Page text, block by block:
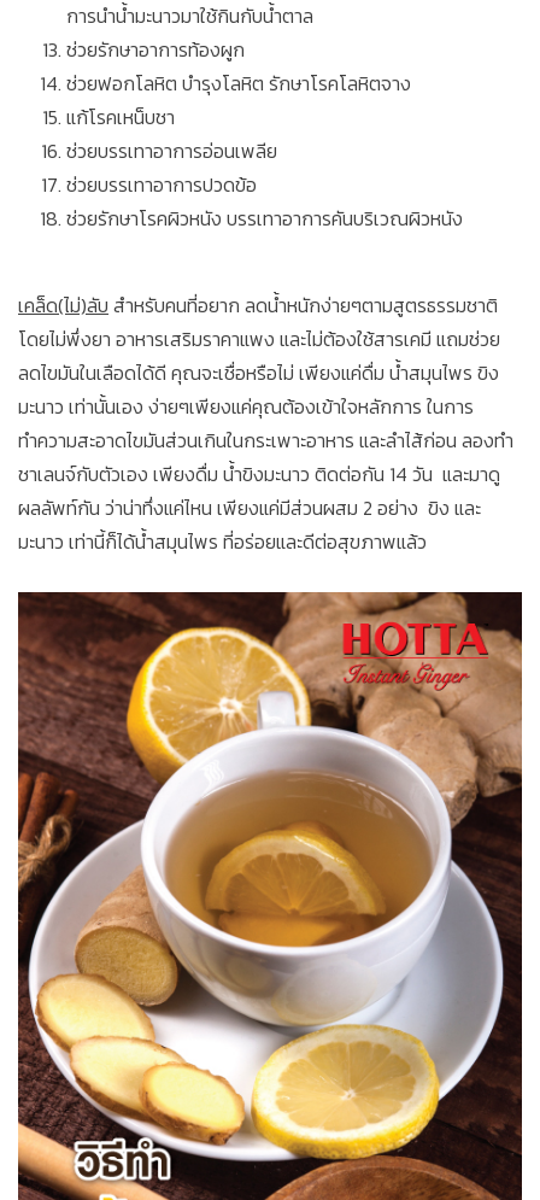
การนำน้ำมะนาวมาใช้กินกับน้ำตาล
ช่วยรักษาอาการท้องผูก
ช่วยฟอกโลหิต บำรุงโลหิต รักษาโรคโลหิตจาง
แก้โรคเหน็บชา
ช่วยบรรเทาอาการอ่อนเพลีย
ช่วยบรรเทาอาการปวดข้อ
ช่วยรักษาโรคผิวหนัง บรรเทาอาการคันบริเวณผิวหนัง
เคล็ด(ไม่)ลับ สำหรับคนที่อยาก ลดน้ำหนักง่ายๆตามสูตรธรรมชาติ
โดยไม่พึ่งยา อาหารเสริมราคาแพง และไม่ต้องใช้สารเคมี แถมช่วย
ลดไขมันในเลือดได้ดี คุณจะเชื่อหรือไม่ เพียงแค่ดื่ม น้ำสมุนไพร ขิง
มะนาว เท่านั้นเอง ง่ายๆเพียงแค่คุณต้องเข้าใจหลักการ ในการ
ทำความสะอาดไขมันส่วนเกินในกระเพาะอาหาร และลำไส้ก่อน ลองทำ
ชาเลนจ์กับตัวเอง เพียงดื่ม น้ำขิงมะนาว ติดต่อกัน 14 วัน และมาดู
ผลลัพท์กัน ว่าน่าทึ่งแค่ไหน เพียงแค่มีส่วนผสม 2 อย่าง ขิง และ
มะนาว เท่านี้ก็ได้น้ำสมุนไพร ที่อร่อยและดีต่อสุขภาพแล้ว